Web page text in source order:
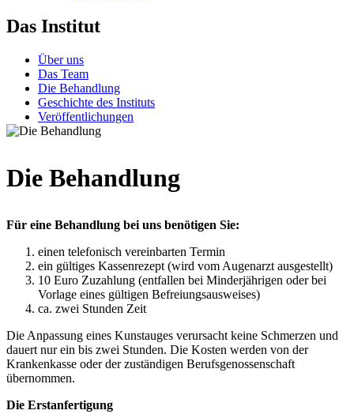
Das Institut
Über uns
Das Team
Die Behandlung
Geschichte des Instituts
Veröffentlichungen
Die Behandlung
Für eine Behandlung bei uns benötigen Sie:
einen telefonisch vereinbarten Termin
ein gültiges Kassenrezept (wird vom Augenarzt ausgestellt)
10 Euro Zuzahlung (entfallen bei Minderjährigen oder bei
Vorlage eines gültigen Befreiungsausweises)
ca. zwei Stunden Zeit
Die Anpassung eines Kunstauges verursacht keine Schmerzen und
dauert nur ein bis zwei Stunden. Die Kosten werden von der
Krankenkasse oder der zuständigen Berufsgenossenschaft
übernommen.
Die Erstanfertigung